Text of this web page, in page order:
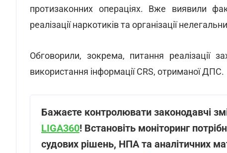
протизаконних операціях. Вже виявили
реалізації наркотиків та організації
Обговорили, зокрема, питання реалізації
використання інформації CRS, отриманої ДПС.
Бажаєте контролювати законодавчі
LIGA360! Встановіть моніторинг
судових рішень, НПА та аналітичних